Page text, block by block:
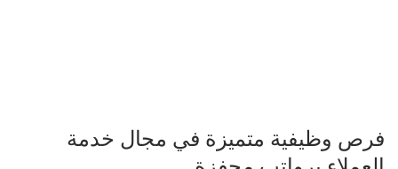
فرص وظيفية متميزة في مجال خدمة